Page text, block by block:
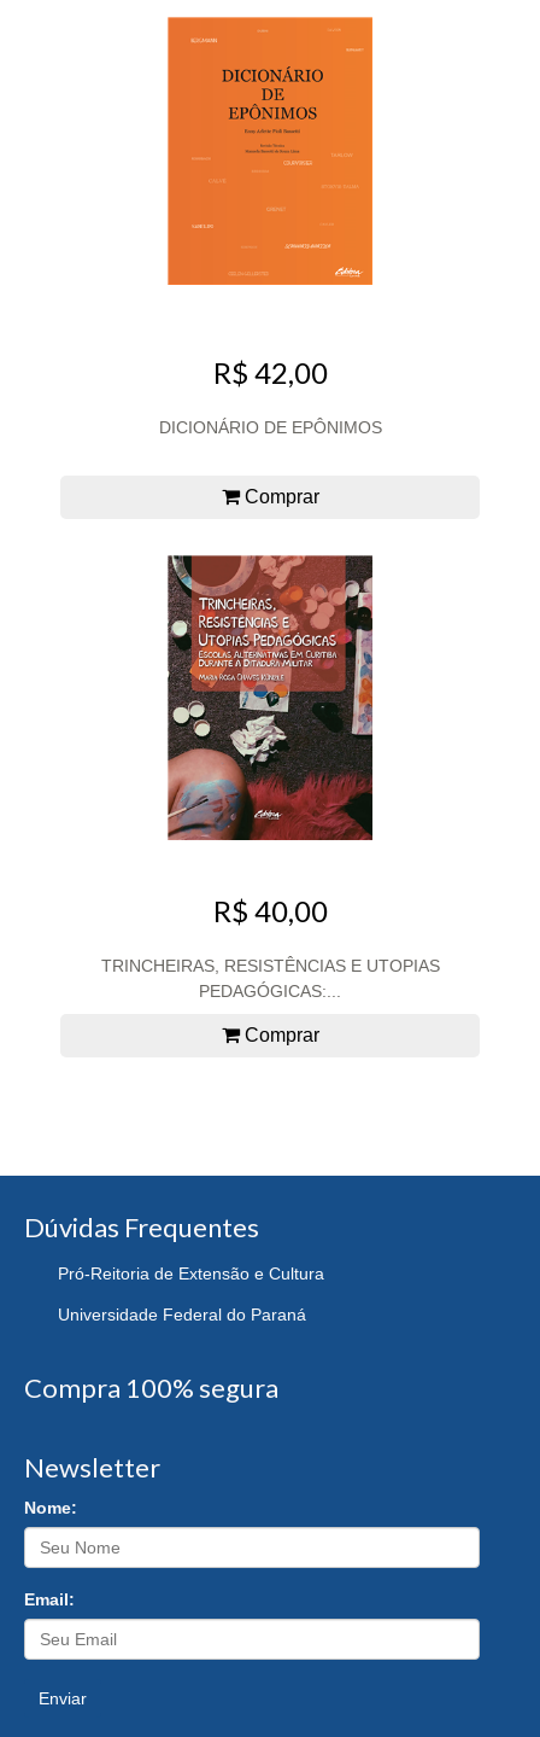
R$ 42,00
DICIONÁRIO DE EPÔNIMOS
Comprar
R$ 40,00
TRINCHEIRAS, RESISTÊNCIAS E UTOPIAS
PEDAGÓGICAS:...
Comprar
Dúvidas Frequentes
Pró-Reitoria de Extensão e Cultura
Universidade Federal do Paraná
Compra 100% segura
Newsletter
Nome:
Email:
Enviar